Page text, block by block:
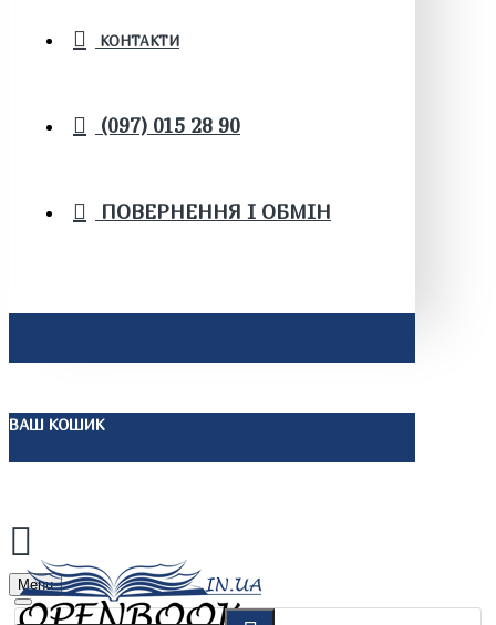
КОНТАКТИ
(097) 015 28 90
ПОВЕРНЕННЯ І ОБМІН
ВАШ КОШИК
Menu